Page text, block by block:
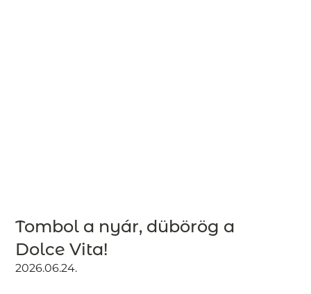
Tombol a nyár, dübörög a
Dolce Vita!
2026.06.24.